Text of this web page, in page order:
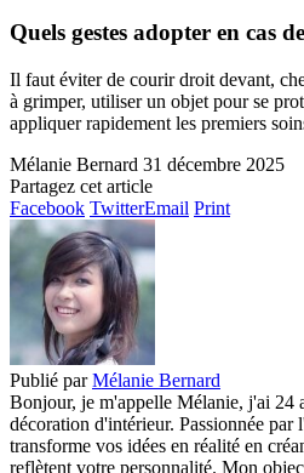
Quels gestes adopter en cas
Il faut éviter de courir droit devant,
à grimper, utiliser un objet pour se
appliquer rapidement les premiers
Mélanie Bernard 31 décembre 2025
Partagez cet article
Facebook TwitterEmail Print
Publié par Mélanie Bernard
Bonjour, je m'appelle Mélanie, j'ai 24
décoration d'intérieur. Passionnée par
transforme vos idées en réalité en
reflètent votre personnalité. Mon